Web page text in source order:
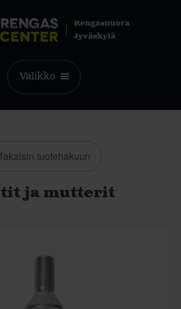
Rengasnuora
Jyväskylä
Valikko
tuotehakuun
ja mutterit